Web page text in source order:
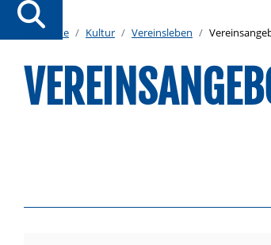
Startseite Kultur Vereinsleben